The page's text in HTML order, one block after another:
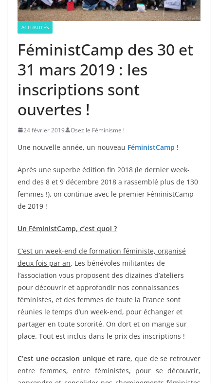
ACTUALITÉS
FéministCamp des 30 et
31 mars 2019 : les
inscriptions sont
ouvertes !
24 février 2019 Osez le Féminisme !
Une nouvelle année, un nouveau FéministCamp !
Après une superbe édition fin 2018 (le dernier week-
end des 8 et 9 décembre 2018 a rassemblé plus de 130
femmes !), on continue avec le premier FéministCamp
de 2019 !
Un FéministCamp, c’est quoi ?
C’est un week-end de formation féministe, organisé
deux fois par an. Les bénévoles militantes de
l’association vous proposent des dizaines d’ateliers
pour découvrir et approfondir nos connaissances
féministes, et des femmes de toute la France sont
réunies le temps d’un week-end, pour échanger et
partager en toute sororité. On dort et on mange sur
place. Tout est inclus dans le prix des inscriptions !
C’est une occasion unique et rare, que de se retrouver
entre femmes, entre féministes, pour se découvrir,